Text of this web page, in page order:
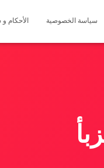
سياسة الخصوصية الأحكام